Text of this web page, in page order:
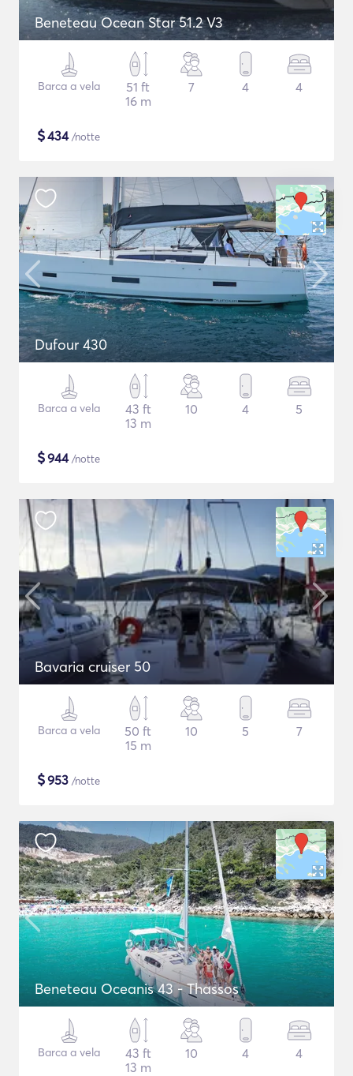
Beneteau Ocean Star 51.2 V3
Barca a vela
51 ft
16 m
7 4 4
$434/notte
Dufour 430
Barca a vela
43 ft
13 m
10 4 5
$944/notte
Bavaria cruiser 50
Barca a vela
50 ft
15 m
10 5 7
$953 /notte
Beneteau Oceanis 43 - Thassos
Barca a vela
43 ft
13 m
10 4 4